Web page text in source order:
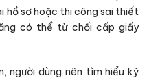
hồ sơ hoặc thi công sai thiết
có thể từ chối cấp giấy
người dùng nên tìm hiểu kỹ